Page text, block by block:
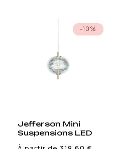
-10%
Jefferson Mini
Suspensions LED